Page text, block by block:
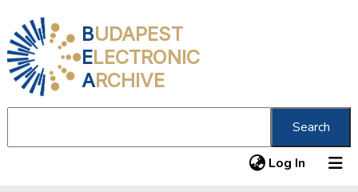
BUDAPEST
ELECTRONIC
ARCHIVE
Search
Log In (current)